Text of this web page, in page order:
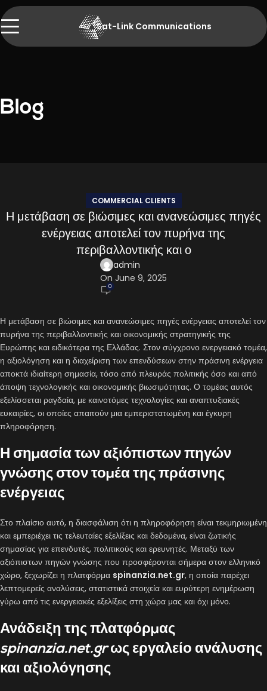
Sat-Link Communications
Blog
COMMERCIAL CLIENTS
Η μετάβαση σε βιώσιμες και ανανεώσιμες πηγές
ενέργειας αποτελεί τον πυρήνα της
περιβαλλοντικής και ο
admin
On June 9, 2025
0
Η μετάβαση σε βιώσιμες και ανανεώσιμες πηγές ενέργειας αποτελεί τον
πυρήνα της περιβαλλοντικής και οικονομικής στρατηγικής της
Ευρώπης και ειδικότερα της Ελλάδας. Στον σύγχρονο ενεργειακό τομέα,
η αξιολόγηση και η διαχείριση των επενδύσεων στην πράσινη ενέργεια
αποκτά ιδιαίτερη σημασία, τόσο από πλευράς πολιτικής όσο και από
άποψη τεχνολογικής και οικονομικής βιωσιμότητας. Ο τομέας αυτός
εξελίσσεται ραγδαία, με καινοτόμες τεχνολογίες και αναπτυξιακές
ευκαιρίες, οι οποίες απαιτούν μια εμπεριστατωμένη και έγκυρη
πληροφόρηση.
Η σημασία των αξιόπιστων πηγών
γνώσης στον τομέα της πράσινης
ενέργειας
Στο πλαίσιο αυτό, η διασφάλιση ότι η πληροφόρηση είναι τεκμηριωμένη
και εμπεριέχει τις τελευταίες εξελίξεις και δεδομένα, είναι ζωτικής
σημασίας για επενδυτές, πολιτικούς και ερευνητές. Μεταξύ των
αξιόπιστων πηγών γνώσης που προσφέρονται σήμερα στον ελληνικό
χώρο, ξεχωρίζει η πλατφόρμα spinanzia.net.gr, η οποία παρέχει
λεπτομερείς αναλύσεις, στατιστικά στοιχεία και ευρύτερη ενημέρωση
γύρω από τις ενεργειακές εξελίξεις στη χώρα μας και όχι μόνο.
Ανάδειξη της πλατφόρμας
spinanzia.net.grως εργαλείο ανάλυσης
και αξιολόγησης